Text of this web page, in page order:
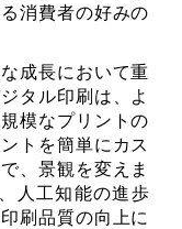
消費者の好みの
成長において重
タル印刷は、よ
模なプリントの
トを簡単にカス
、景観を変えま
人工知能の進歩
刷品質の向上に